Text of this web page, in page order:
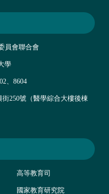
員會聯合會
學
、8604
街250號（醫學綜合大樓後棟
高等教育司
國家教育研究院